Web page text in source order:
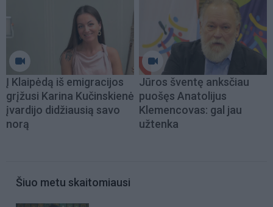
Į Klaipėdą iš emigracijos
grįžusi Karina Kučinskienė
įvardijo didžiausią savo
norą
Jūros šventę anksčiau
puošęs Anatolijus
Klemencovas: gal jau
užtenka
Šiuo metu skaitomiausi